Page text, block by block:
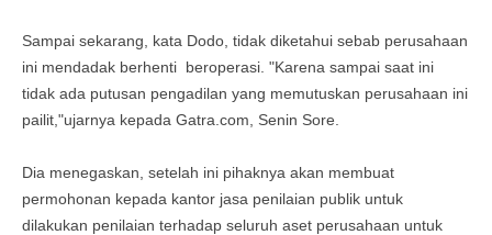
Sampai sekarang, kata Dodo, tidak diketahui sebab perusahaan
ini mendadak berhenti beroperasi. "Karena sampai saat ini
tidak ada putusan pengadilan yang memutuskan perusahaan ini
pailit,"ujarnya kepada Gatra.com, Senin Sore.
Dia menegaskan, setelah ini pihaknya akan membuat
permohonan kepada kantor jasa penilaian publik untuk
dilakukan penilaian terhadap seluruh aset perusahaan untuk